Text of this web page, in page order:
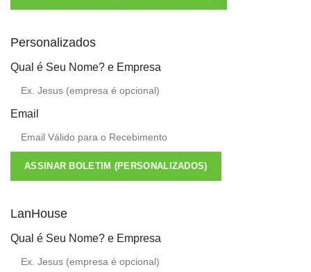
Personalizados
Qual é Seu Nome? e Empresa
Email
ASSINAR BOLETIM (PERSONALIZADOS)
LanHouse
Qual é Seu Nome? e Empresa